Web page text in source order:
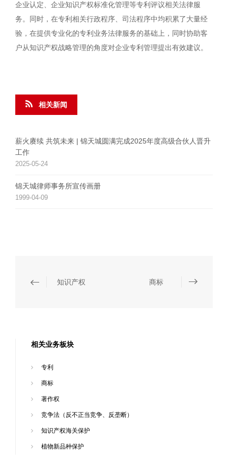
企业认定、企业知识产权标准化管理等专利评议相关法律服
务。同时，在专利相关行政程序、司法程序中均积累了大量经
验，在提供专业化的专利业务法律服务的基础上，同时协助客
户从知识产权战略管理的角度对企业专利管理提出有效建议。
相关新闻
薪火赓续 共筑未来 | 锦天城圆满完成2025年度高级合伙人晋升
工作
2025-05-24
锦天城律师事务所宣传画册
1999-04-09
知识产权 商标
相关业务板块
专利
商标
著作权
竞争法（反不正当竞争、反垄断）
知识产权海关保护
植物新品种保护